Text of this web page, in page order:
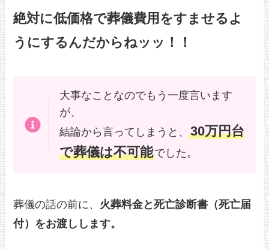
絶対に低価格で葬儀費用をすませるよ
うにするんだからねッッ！！
大事なことなのでもう一度言います
が、
結論から言ってしまうと、 30万円台
で葬儀は不可能でした。
葬儀の話の前に、 火葬料金と死亡診断書（死亡届
付）をお渡しします。